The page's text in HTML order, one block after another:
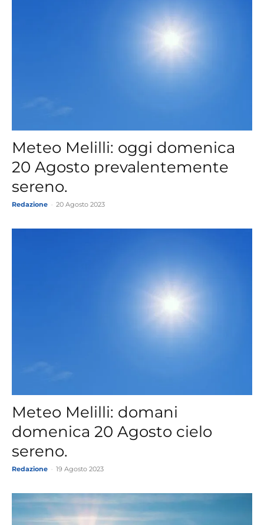
Meteo Melilli: oggi domenica
20 Agosto prevalentemente
sereno.
Redazione 20 Agosto 2023
Meteo Melilli: domani
domenica 20 Agosto cielo
sereno.
Redazione 19 Agosto 2023